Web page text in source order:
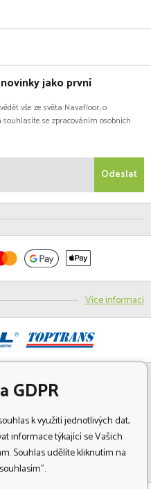
jako první
vše ze světa Navafloor, o
se zpracováním osobních
Odeslat
Více informací
GDPR
k využití jednotlivých dat,
informace týkající se Vašich
Souhlas udělíte kliknutím na